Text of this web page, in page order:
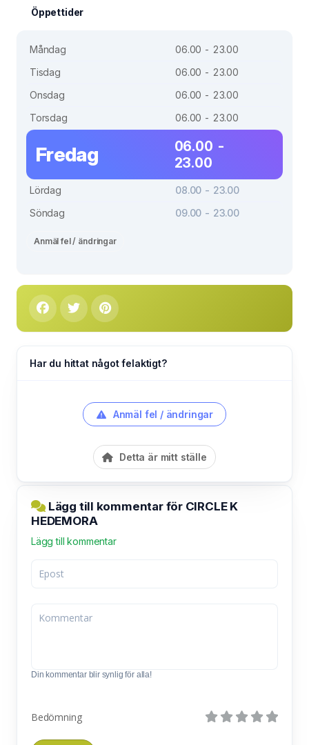
Öppettider
Måndag
06.00 - 23.00
Tisdag
06.00 - 23.00
Onsdag
06.00 - 23.00
Torsdag
06.00 - 23.00
Fredag
06.00 -
23.00
Lördag
08.00 - 23.00
Söndag
09.00 - 23.00
Anmäl fel / ändringar
Har du hittat något felaktigt?
Anmäl fel / ändringar
Detta är mitt ställe
Lägg till kommentar för CIRCLE K
HEDEMORA
Lägg till kommentar
Din kommentar blir synlig för alla!
Bedömning